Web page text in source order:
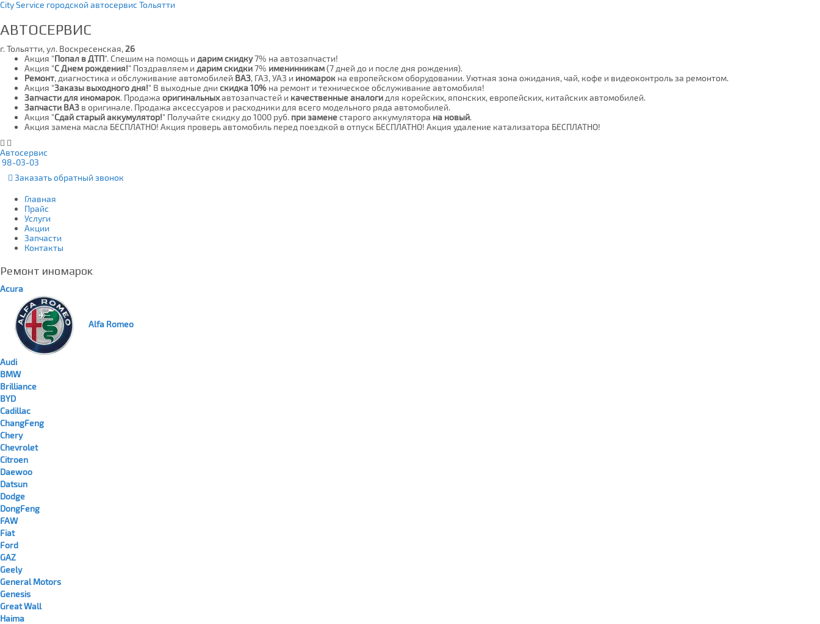
City Service городской автосервис Тольятти
АВТОСЕРВИС
г. Тольятти, ул. Воскресенская, 26
Акция "Попал в ДТП". Спешим на помощь и дарим скидку7% на автозапчасти!
Акция "С Днем рождения!" Поздравляем и дарим скидки7% именинникам(7 дней до и после дня рождения).
Ремонт, диагностика и обслуживание автомобилей ВАЗ, ГАЗ, УАЗ и иномарок на европейском оборудовании. Уютная зона ожидания, чай, кофе и видеоконтроль за ремонтом.
Акция "Заказы выходного дня!" В выходные дни скидка 10% на ремонт и техническое обслуживание автомобиля!
Запчасти для иномарок. Продажа оригинальныхавтозапчастей и качественные аналоги для корейских, японских, европейских, китайских автомобилей.
Запчасти ВАЗ в оригинале. Продажа аксессуаров и расходники для всего модельного ряда автомобилей.
Акция "Сдай старый аккумулятор!" Получайте скидку до 1000 руб. при заменестарого аккумулятора на новый.
Акция замена масла БЕСПЛАТНО! Акция проверь автомобиль перед поездкой в отпуск БЕСПЛАТНО! Акция удаление катализатора БЕСПЛАТНО!
Автосервис
98-03-03
Заказатьобратный звонок
Главная
Прайс
Услуги
Акции
Запчасти
Контакты
Ремонт иномарок
Acura
Alfa Romeo
Audi
BMW
Brilliance
BYD
Cadillac
ChangFeng
Chery
Chevrolet
Citroen
Daewoo
Datsun
Dodge
DongFeng
FAW
Fiat
Ford
GAZ
Geely
General Motors
Genesis
Great Wall
Haima